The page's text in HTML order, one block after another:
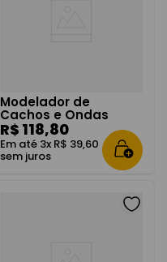
Modelador de
Cachos e Ondas
Volume Down 300ml
R$ 118,80
Em até 3x R$ 39,60
sem juros